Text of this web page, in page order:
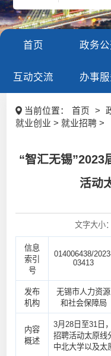
首页 政务
互动交流 办事
当前位置： 首页 >
就业创业 > 就业招聘 >
“智汇无锡”2023
活动
文字大小
信息
索引
号
014006438/
03413
发布
机构
无锡市人力资源
和社会保障局
内容
概述
3月28日至31日
招聘活动太原线
中北大学以及太